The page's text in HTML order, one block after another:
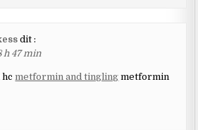
dit :
h 47 min
metformin and tingling metformin